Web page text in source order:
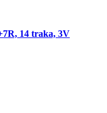
14 traka, 3V